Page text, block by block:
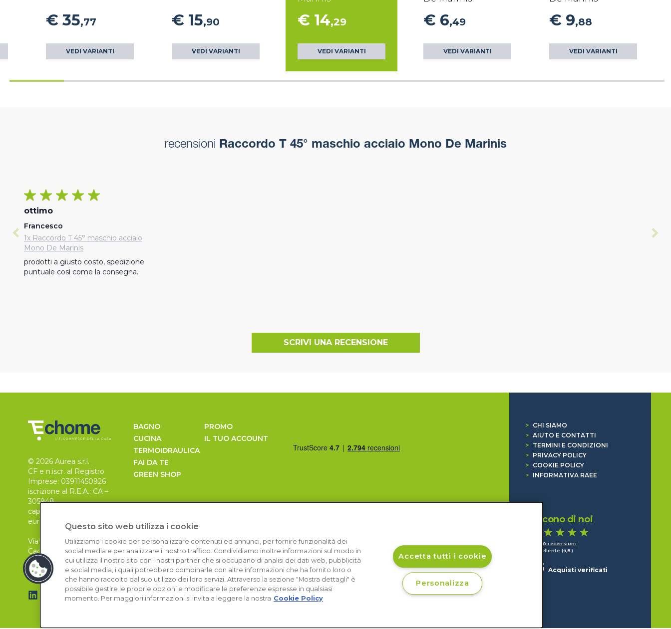
€ 35,77
VEDI VARIANTI
€ 15,90
VEDI VARIANTI
€ 14,29
VEDI VARIANTI
€ 6,49
VEDI VARIANTI
€ 9,88
VEDI VARIANTI
recensioni Raccordo T 45° maschio acciaio Mono De Marinis
ottimo
Francesco
1x Raccordo T 45° maschio acciaio
Mono De Marinis
prodotti a giusto costo, spedizione
puntuale così come la consegna.
SCRIVI UNA RECENSIONE
© 2026 Aurea s.r.l.
CF e n.iscr. al Registro
Imprese: 03911450926
iscrizione al R.E.A.: CA –
305948
capitale sociale 30.000
euro, i.v.
Via Pietro Leo n. 6
Cagliari
09129
BAGNO
CUCINA
TERMOIDRAULICA
FAI DA TE
GREEN SHOP
PROMO
IL TUO ACCOUNT
>
CHI SIAMO
> AIUTO E CONTATTI
>
TERMINI E CONDIZIONI
>
PRIVACY POLICY
>
COOKIE POLICY
>
INFORMATIVA RAEE
Dicono di noi
1.640 recensioni
Eccellente (4,8)
Acquisti verificati
Questo sito web utilizza i cookie
Utilizziamo i cookie per personalizzare contenuti ed annunci, per fornire funzionalità dei
social media e per analizzare il nostro traffico. Condividiamo inoltre informazioni sul modo in
cui utilizza il nostro sito con i nostri partner che si occupano di analisi dei dati web, pubblicità
e social media, i quali potrebbero combinarle con altre informazioni che ha fornito loro o
che hanno raccolto dal suo utilizzo dei loro servizi. Attraverso la sezione "Mostra dettagli" è
possibile gestire le proprie opzioni e modificare le preferenze espresse in qualsiasi
momento. Per maggiori informazioni si invita a leggere la nostra Cookie Policy
Accetta tutti i cookie
Personalizza